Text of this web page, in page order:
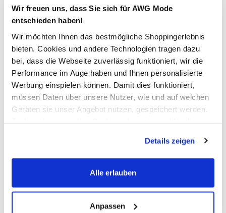
Wir freuen uns, dass Sie sich für AWG Mode
entschieden haben!
Wir möchten Ihnen das bestmögliche Shoppingerlebnis
bieten. Cookies und andere Technologien tragen dazu
bei, dass die Webseite zuverlässig funktioniert, wir die
Performance im Auge haben und Ihnen personalisierte
Werbung einspielen können. Damit dies funktioniert,
müssen Daten über unsere Nutzer, wie und auf welchen
Geräten sie unser Angebot nutzen, gespeichert werden.
werden, werden bei der Nutzung der Webseite auf jeden
Fall gesetzt. Cookies von Drittanbietern für Analyse- oder
Trackingzwecke werden nur dann aktiviert, wenn Sie das
erlauben" bzw. "Alle erlauben" klicken. Mehr dazu
(einschließlich der Möglichkeit, die Einwilligungserklärung
Details zeigen
Alle erlauben
Anpassen
Modeglück im Abo:
unser Newsletter